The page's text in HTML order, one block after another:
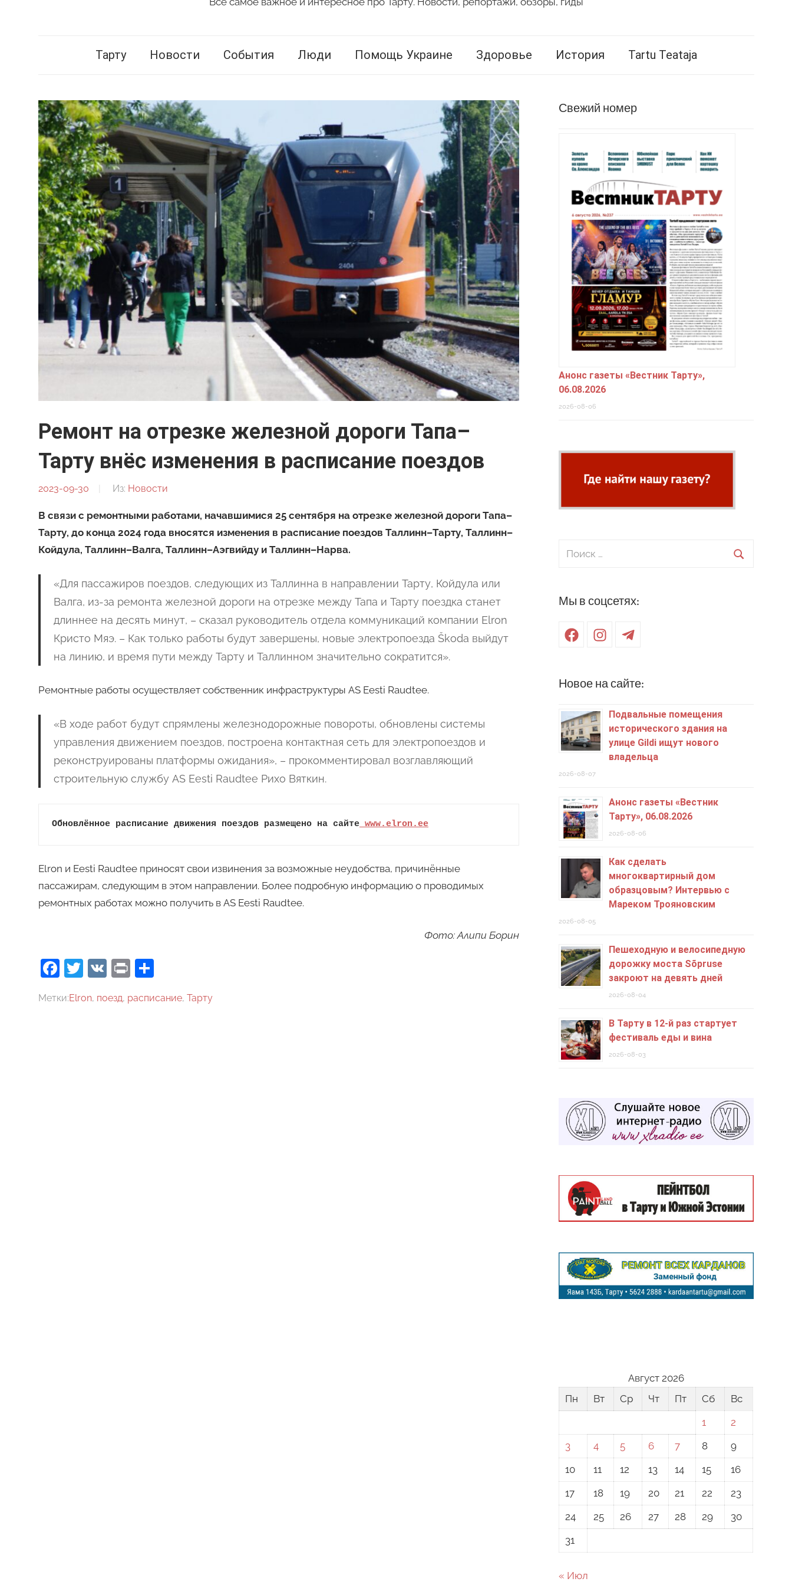
TartuТарту Новости События Люди Помощь Украине Здоровье История Tartu Teataja
Ремонт на отрезке железной дороги Тапа–
Тарту внёс изменения в расписание поездов
2023-09-30
От:
Из: Новости
В связи с ремонтными работами, начавшимися 25 сентября на отрезке железной дороги Тапа–
Тарту, до конца 2024 года вносятся изменения в расписание поездов Таллинн–Тарту, Таллинн–
Койдула, Таллинн–Валга, Таллинн–Аэгвийду и Таллинн–Нарва.
«Для пассажиров поездов, следующих из Таллинна в направлении Тарту, Койдула или
Валга, из-за ремонта железной дороги на отрезке между Тапа и Тарту поездка станет
длиннее на десять минут, – сказал руководитель отдела коммуникаций компании Elron
Кристо Мяэ. – Как только работы будут завершены, новые электропоезда Škoda выйдут
на линию, и время пути между Тарту и Таллинном значительно сократится».
Ремонтные работы осуществляет собственник инфраструктуры AS Eesti Raudtee.
«В ходе работ будут спрямлены железнодорожные повороты, обновлены системы
управления движением поездов, построена контактная сеть для электропоездов и
реконструированы платформы ожидания», – прокомментировал возглавляющий
строительную службу AS Eesti Raudtee Рихо Вяткин.
Обновлённое расписание движения поездов размещено на сайте www.elron.ee
Elron и Eesti Raudtee приносят свои извинения за возможные неудобства, причинённые
пассажирам, следующим в этом направлении. Более подробную информацию о проводимых
ремонтных работах можно получить в AS Eesti Raudtee.
Фото: Алипи Борин
Facebook
Twitter
VKPrintОтправить
Метки:Elron, поезд, расписание, Тарту
Свежий номер
Анонс газеты «Вестник Тарту»,
06.08.2026
2026-08-06
Поиск
Мы в соцсетях:
FacebookInstagramTelegram
Новое на сайте:
Подвальные помещения
исторического здания на
улице Gildi ищут нового
владельца
2026-08-07
Анонс газеты «Вестник
Тарту», 06.08.2026
2026-08-06
Как сделать
многоквартирный дом
образцовым? Интервью с
Мареком Трояновским
2026-08-05
Пешеходную и велосипедную
дорожку моста Sõpruse
закроют на девять дней
2026-08-04
В Тарту в 12-й раз стартует
фестиваль еды и вина
2026-08-03
Август 2026
Пн
Вт Ср Чт Пт Сб
Вс
1
2
3
4 5 6 7 8
9
10
11 12 13 14 15
16
17
18 19 20 21 22
23
24
25 26 27 28 29
30
31
« Июл